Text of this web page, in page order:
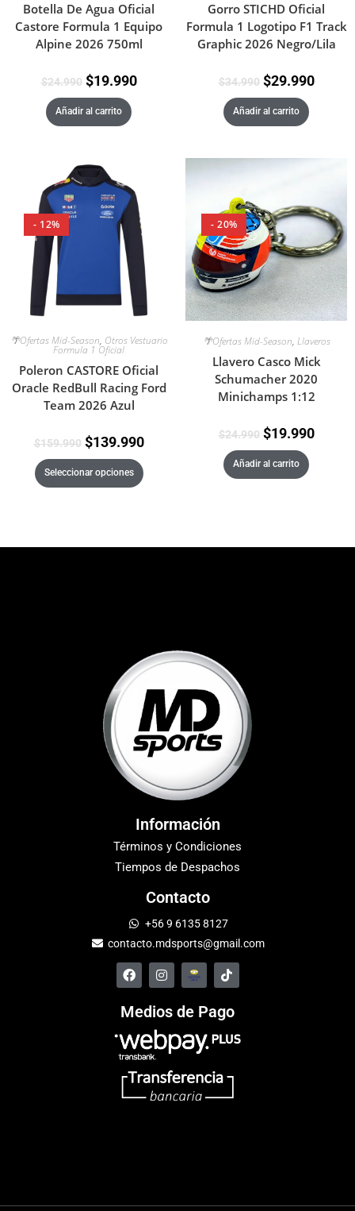
Botella De Agua Oficial
Castore Formula 1 Equipo
Alpine 2026 750ml
$24.990 $19.990
Añadir al carrito
Gorro STICHD Oficial
Formula 1 Logotipo F1 Track
Graphic 2026 Negro/Lila
$34.990 $29.990
Añadir al carrito
- 12%
🌴Ofertas Mid-Season, Otros Vestuario
Formula 1 Oficial
Poleron CASTORE Oficial
Oracle RedBull Racing Ford
Team 2026 Azul
$159.990 $139.990
Seleccionar opciones
- 20%
🌴Ofertas Mid-Season, Llaveros
Llavero Casco Mick
Schumacher 2020
Minichamps 1:12
$24.990 $19.990
Añadir al carrito
Información
Términos y Condiciones
Tiempos de Despachos
Contacto
+56 9 6135 8127
contacto.mdsports@gmail.com
Medios de Pago